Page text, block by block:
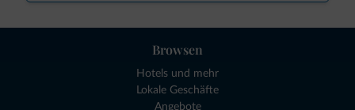
Browsen
Hotels und mehr
Lokale Geschäfte
Angebote